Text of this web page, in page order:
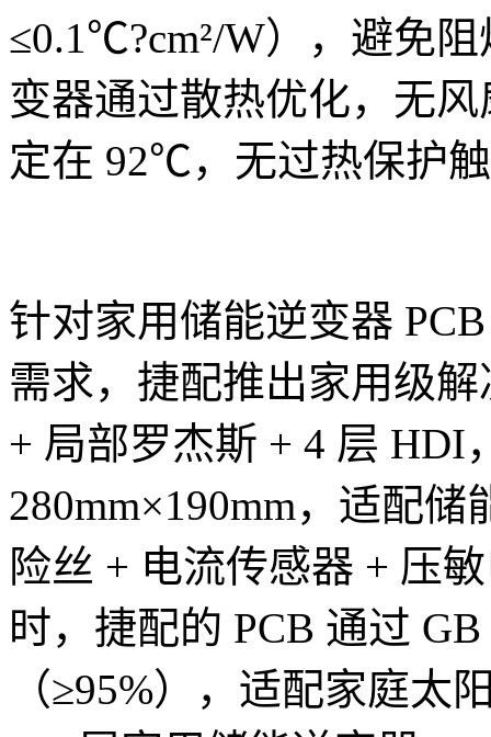
≤0.1℃?cm²/W），避免
变器通过散热优化，无
定在 92℃，无过热保护
针对家用储能逆变器
需求，捷配推出家用级
+ 局部罗杰斯 + 4 层 HDI
280mm×190mm，适配
险丝 + 电流传感器 + 压
时，捷配的 PCB 通过
（≥95%），适配家庭太